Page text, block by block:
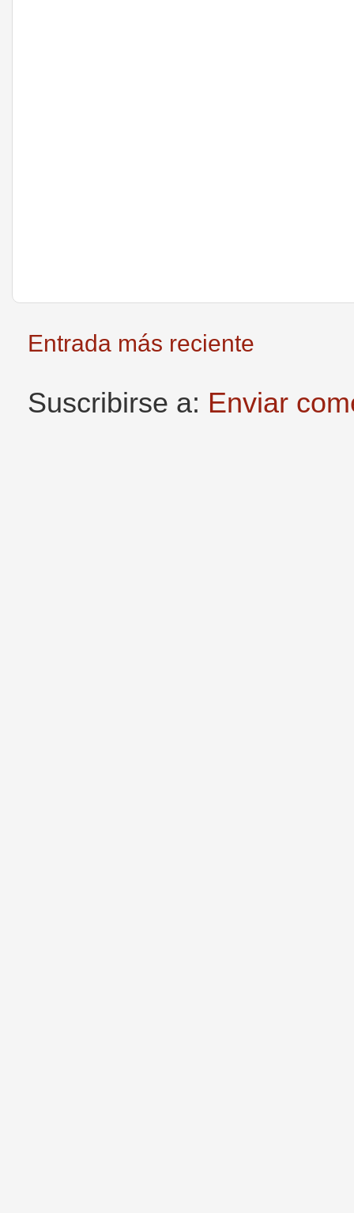
Entrada más reciente
Suscribirse a: Enviar